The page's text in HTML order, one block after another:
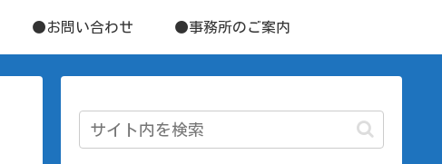
●お問い合わせ ●事務所のご案内